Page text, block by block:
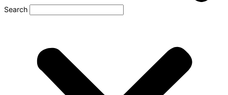
Search